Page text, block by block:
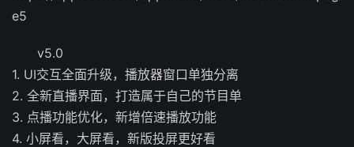
e5
v5.0
1. UI交互全面升级，播放器窗口单独分离
2. 全新直播界面，打造属于自己的节目单
3. 点播功能优化，新增倍速播放功能
4. 小屏看，大屏看，新版投屏更好看